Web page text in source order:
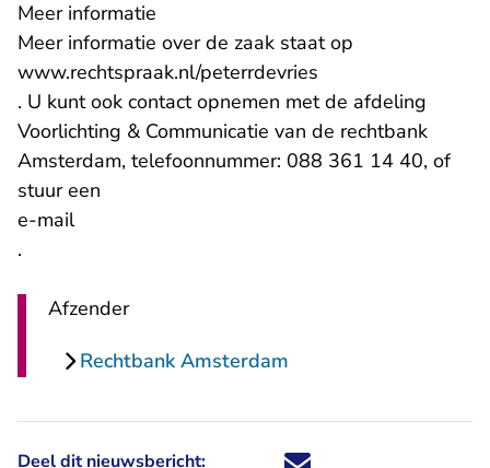
Meer informatie
Meer informatie over de zaak staat op
www.rechtspraak.nl/peterrdevries
. U kunt ook contact opnemen met de afdeling
Voorlichting & Communicatie van de rechtbank
Amsterdam, telefoonnummer: 088 361 14 40, of
stuur een
e-mail- U verlaat Rechtspraak.nl
.
Afzender
Rechtbank Amsterdam
Deel dit nieuwsbericht: Deel dit nieuwsbericht via X -
Deel dit nieuwsbericht via
Deel dit nieuwsbericht
Deel dit